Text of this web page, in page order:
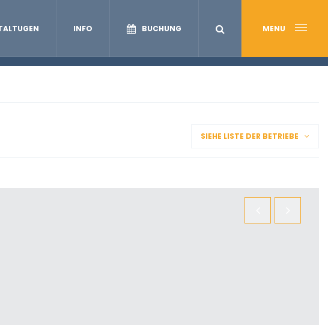
INFO BUCHUNG MENU
SIEHE LISTE DER BETRIEBE